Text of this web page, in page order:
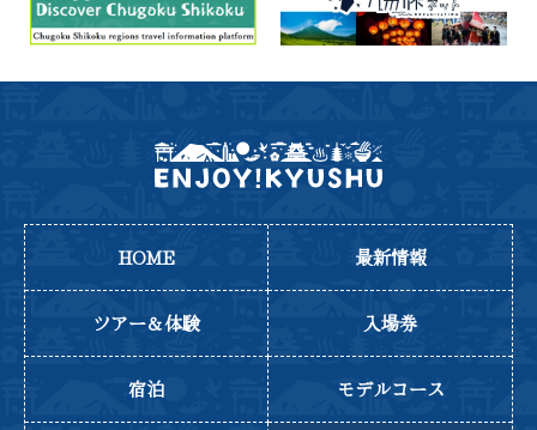
HOME 最新情報
ツアー＆体験 入場券
宿泊 モデルコース